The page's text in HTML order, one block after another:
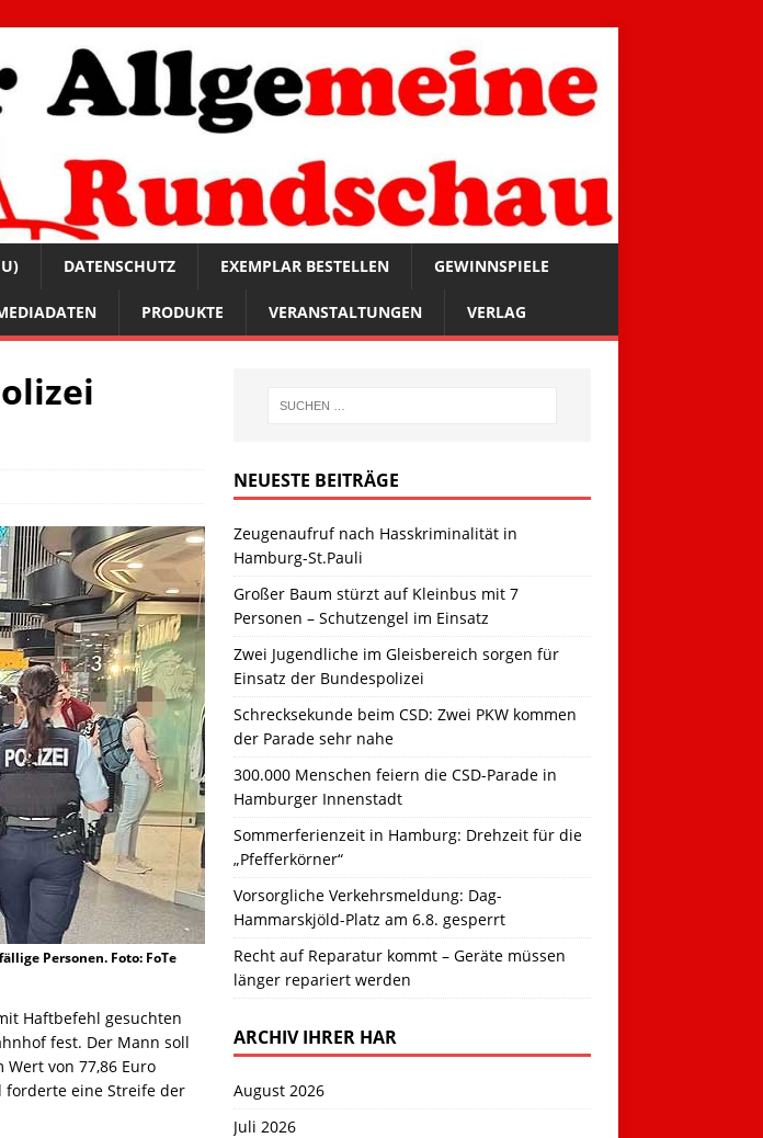
DATENSCHUTZ EXEMPLAR BESTELLEN GEWINNSPIELE
PRODUKTE VERANSTALTUNGEN VERLAG
Personen. Foto: FoTe
Haftbefehl gesuchten
fest. Der Mann soll
von 77,86 Euro
forderte eine Streife der
NEUESTE BEITRÄGE
Zeugenaufruf nach Hasskriminalität in
Hamburg-St.Pauli
Großer Baum stürzt auf Kleinbus mit 7
Personen – Schutzengel im Einsatz
Zwei Jugendliche im Gleisbereich sorgen für
Einsatz der Bundespolizei
Schrecksekunde beim CSD: Zwei PKW kommen
der Parade sehr nahe
300.000 Menschen feiern die CSD-Parade in
Hamburger Innenstadt
Sommerferienzeit in Hamburg: Drehzeit für die
„Pfefferkörner“
Vorsorgliche Verkehrsmeldung: Dag-
Hammarskjöld-Platz am 6.8. gesperrt
Recht auf Reparatur kommt – Geräte müssen
länger repariert werden
ARCHIV IHRER HAR
August 2026
Juli 2026